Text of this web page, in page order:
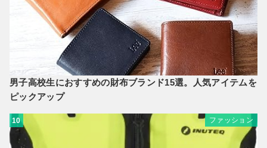
男子高校生におすすめの財布ブランド15選。人気アイテムを
ピックアップ
10 ファッション